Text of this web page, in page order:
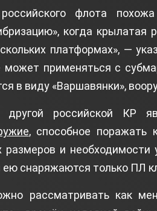
российского флота
когда крылатая
платформах», —
применяться с
в виду «Варшавянки»,
другой российской КР
, способное поражать
размеров и необходимости
снаряжаются только ПЛ
рассматривать как